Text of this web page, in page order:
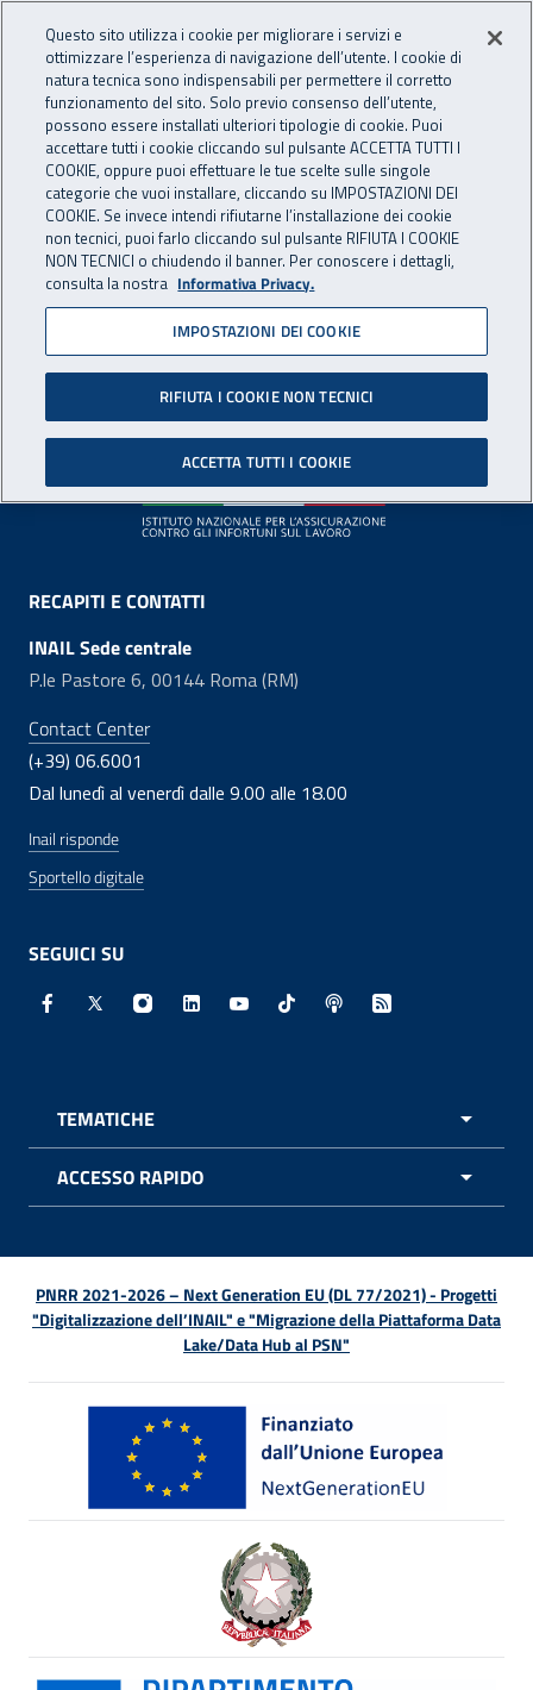
INAIL - Istituto Nazionale
Apri cerca
Navigazione principale
Pagina non disponibile
Il contenuto non è stato trovato. Per continuare la
navigazione è possibile ritornare alla
Footer
RECAPITI E CONTATTI
INAIL Sede centrale
P.le Pastore 6, 00144 Roma (RM)
Contact Center
(+39) 06.6001
Dal lunedì al venerdì dalle 9.00 alle 18.00
Inail risponde
Sportello digitale
SEGUICI SU
Facebook - Sito esterno - Apertura in nuova finestra
X - Sito esterno - Apertura in nuova finestra
Instagram - Sito esterno - Apertura in
Linkedin - Sito esterno - Apertura in
Youtube - Sito esterno -
TikTok - Sito esterno -
Spreaker - Sito
Feed RSS -
TEMATICHE
ACCESSO RAPIDO
PNRR 2021-2026 – Next Generation EU (DL 77/2021) - Progetti
"Digitalizzazione dell’INAIL" e "Migrazione della Piattaforma Data
Lake/Data Hub al PSN"
Questo sito utilizza i cookie per migliorare i servizi e
ottimizzare l’esperienza di navigazione dell’utente. I cookie di
natura tecnica sono indispensabili per permettere il corretto
funzionamento del sito. Solo previo consenso dell’utente,
possono essere installati ulteriori tipologie di cookie. Puoi
accettare tutti i cookie cliccando sul pulsante ACCETTA TUTTI I
COOKIE, oppure puoi effettuare le tue scelte sulle singole
categorie che vuoi installare, cliccando su IMPOSTAZIONI DEI
COOKIE. Se invece intendi rifiutarne l’installazione dei cookie
non tecnici, puoi farlo cliccando sul pulsante RIFIUTA I COOKIE
NON TECNICI o chiudendo il banner. Per conoscere i dettagli,
consulta la nostra Informativa Privacy.
IMPOSTAZIONI DEI COOKIE
RIFIUTA I COOKIE NON TECNICI
ACCETTA TUTTI I COOKIE